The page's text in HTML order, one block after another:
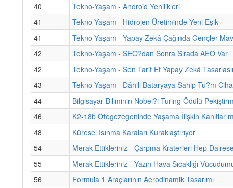
40
Tekno-Yaşam - Android Yenilikleri
41
Tekno-Yaşam - Hidrojen Üretiminde Yeni Eşik
41
Tekno-Yaşam - Yapay Zekâ Çağında Gençler
42
Tekno-Yaşam - SEO?dan Sonra Sırada AEO Var
42
Tekno-Yaşam - Sen Tarif Et Yapay Zekâ
43
Tekno-Yaşam - Dâhili Bataryaya Sahip Tu?m
44
Bilgisayar Biliminin Nobel?i Turing Ödülü
46
K2-18b Ötegezegeninde Yaşama İlişkin Kanıtlar
48
Küresel Isınma Karaları Kuraklaştırıyor
54
Merak Ettikleriniz - Çarpma Kraterleri Hep
55
Merak Ettikleriniz - Yazın Hava Sıcaklığı
56
Formula 1 Araçlarının Aerodinamik Tasarımı